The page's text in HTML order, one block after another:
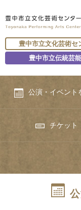
豊中市立文化芸術セ
豊中市立伝統芸
公演・イベント
チケット